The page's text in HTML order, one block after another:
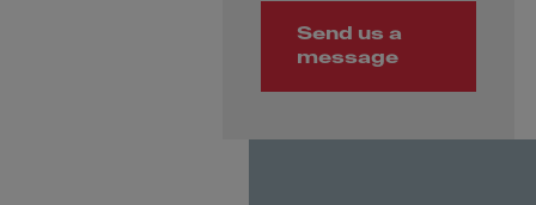
Send us a
message